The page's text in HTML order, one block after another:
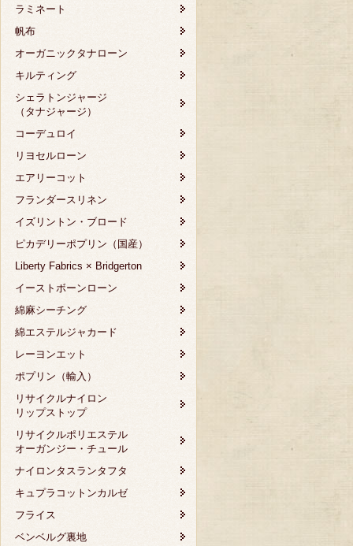
ラミネート
帆布
オーガニックタナローン
キルティング
シェラトンジャージ
（タナジャージ）
コーデュロイ
リヨセルローン
エアリーコット
フランダースリネン
イズリントン・ブロード
ピカデリーポプリン（国産）
Liberty Fabrics × Bridgerton
イーストボーンローン
綿麻シーチング
綿エステルジャカード
レーヨンエット
ポプリン（輸入）
リサイクルナイロン
リップストップ
リサイクルポリエステル
オーガンジー・チュール
ナイロンタスランタフタ
キュプラコットンカルゼ
フライス
ベンベルグ裏地